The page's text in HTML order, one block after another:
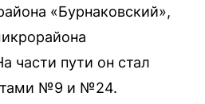
«Бурнаковский»,
части пути он стал
№9 и №24.